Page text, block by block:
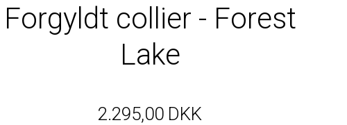
Forgyldt collier - Forest
Lake
2.295,00 DKK